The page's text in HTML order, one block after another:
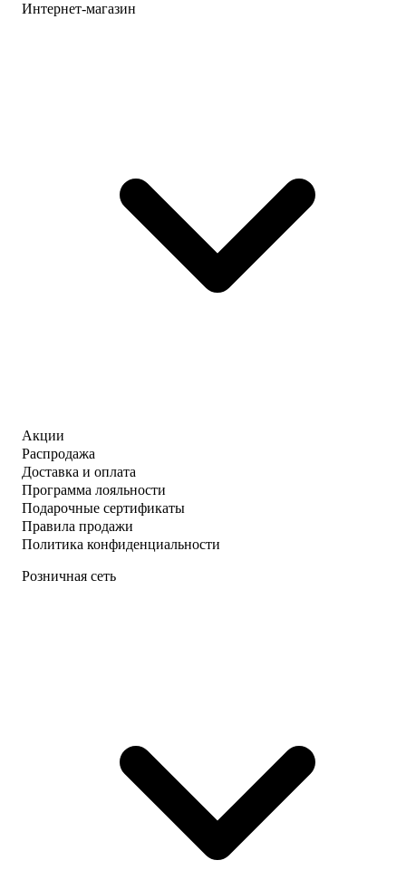
Интернет-магазин
Акции
Распродажа
Доставка и оплата
Программа лояльности
Подарочные сертификаты
Правила продажи
Политика конфиденциальности
Розничная сеть